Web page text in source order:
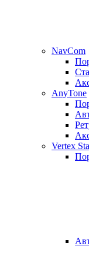
NavCom
AnyTone
Vertex